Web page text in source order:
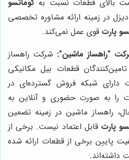
بالای قطعات نسبت به کوماتسو
در زمینه ارائه مشاوره تخصصی
پارت قوی عمل نمی‌کند.
"راهساز ماشین": شرکت راهساز
قطعات بیل مکانیکی
شبکه فروش گسترده‌ای در
را به صورت حضوری و آنلاین به
راهساز ماشین در زمینه تضمین
پارت قابل اعتماد نیست. برخی از
پایین برخی از قطعات ارائه شده
داشته‌اند.